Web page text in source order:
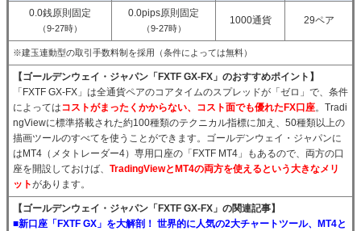
0.0銭原則固定
（9-27時）
0.0pips原則固定
（9-27時）
1000通貨 29ペア
※建玉連動型の取引手数料制を採用（条件によっては無料）
【ゴールデンウェイ・ジャパン「FXTF GX-FX」のおすすめポイント】
「FXTF GX-FX」は全通貨ペアのコアタイムのスプレッドが「ゼロ」で、条件
によってはコストがまったくかからない、コスト面でも優れたFX口座。Tradi
ngViewに標準搭載された約100種類のテクニカル指標に加え、50種類以上の
描画ツールのすべてを使うことができます。ゴールデンウェイ・ジャパンに
はMT4（メタトレーダー4）専用口座の「FXTF MT4」もあるので、両方の口
座を開設しておけば、 TradingViewとMT4の両方を使えるという大きなメリ
ットがあります。
【ゴールデンウェイ・ジャパン「FXTF GX-FX」の関連記事】
■新口座「FXTF GX」を大解剖！ 世界的に人気の2大チャートツール、MT4と